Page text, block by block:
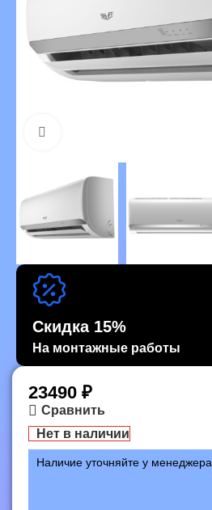
Скидка 15%
На монтажные работы
23490 ₽
Сравнить
Нет в наличии
Наличие уточняйте у менеджера